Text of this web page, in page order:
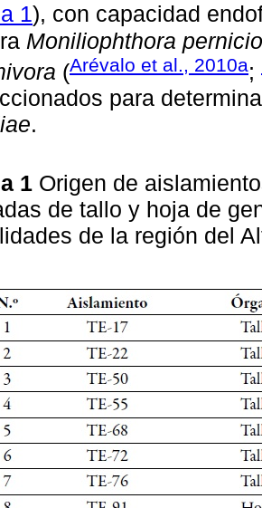
1), con capacidad
Moniliophthora
(Arévalo et al., 2010a;
para
.
1 Origen de
de tallo y hoja de
de la región del